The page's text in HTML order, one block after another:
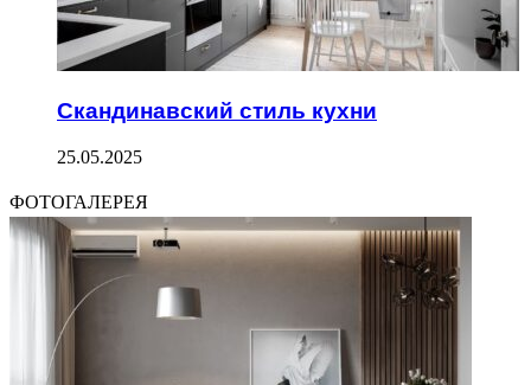
Скандинавский стиль кухни
25.05.2025
ФОТОГАЛЕРЕЯ